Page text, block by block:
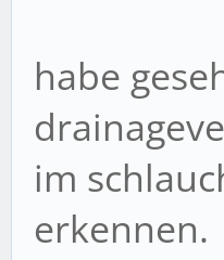
habe
im
erkennen.